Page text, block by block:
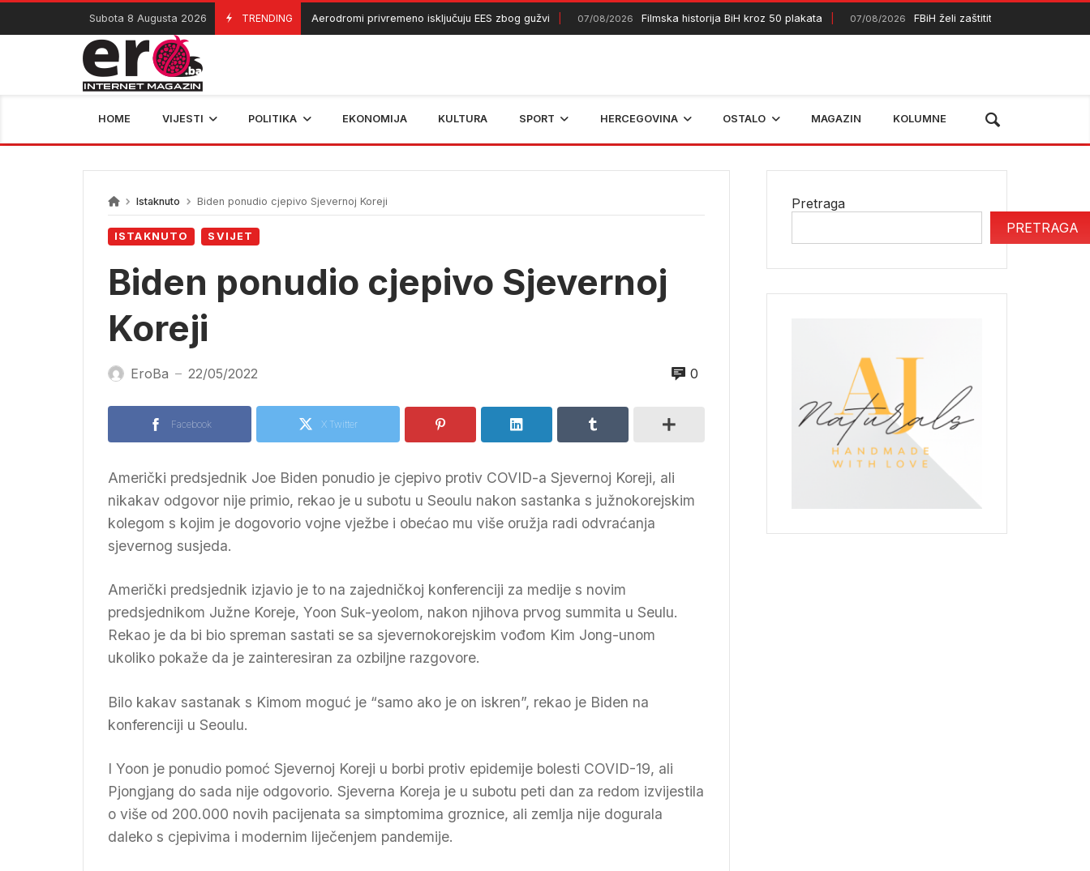
Skip
content
Subota 8 Augusta 2026 TRENDING
07/08/2026 Aerodromi privremeno isključuju EES zbog gužvi 07/08/2026 Filmska historija BiH kroz 50 plakata 07/08/2026 FBiH želi zaštititi dodatnih 50.000
HOME VIJESTI POLITIKA EKONOMIJA KULTURA SPORT HERCEGOVINA OSTALO MAGAZIN KOLUMNE
Istaknuto Biden ponudio cjepivo Sjevernoj Koreji
ISTAKNUTO SVIJET
Biden ponudio cjepivo Sjevernoj
Koreji
EroBa — 22/05/2022 0
Facebook X Twitter
Američki predsjednik Joe Biden ponudio je cjepivo protiv COVID-a Sjevernoj Koreji, ali
nikakav odgovor nije primio, rekao je u subotu u Seoulu nakon sastanka s južnokorejskim
kolegom s kojim je dogovorio vojne vježbe i obećao mu više oružja radi odvraćanja
sjevernog susjeda.
Američki predsjednik izjavio je to na zajedničkoj konferenciji za medije s novim
predsjednikom Južne Koreje, Yoon Suk-yeolom, nakon njihova prvog summita u Seulu.
Rekao je da bi bio spreman sastati se sa sjevernokorejskim vođom Kim Jong-unom
ukoliko pokaže da je zainteresiran za ozbiljne razgovore.
Bilo kakav sastanak s Kimom moguć je “samo ako je on iskren”, rekao je Biden na
konferenciji u Seoulu.
I Yoon je ponudio pomoć Sjevernoj Koreji u borbi protiv epidemije bolesti COVID-19, ali
Pjongjang do sada nije odgovorio. Sjeverna Koreja je u subotu peti dan za redom izvijestila
o više od 200.000 novih pacijenata sa simptomima groznice, ali zemlja nije dogurala
daleko s cjepivima i modernim liječenjem pandemije.
Pretraga
PRETRAGA